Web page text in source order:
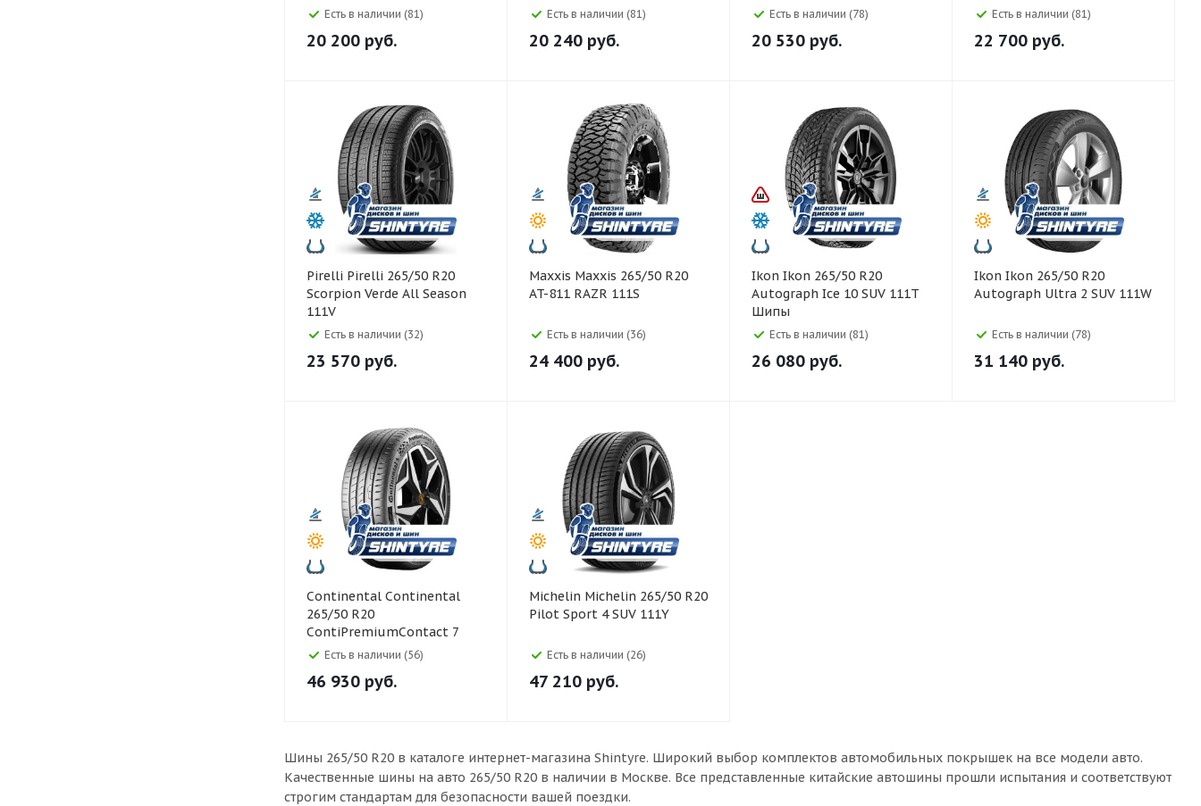
Есть в наличии (81)
20 200 руб.
Есть в наличии (81)
20 240 руб.
Есть в наличии (78)
20 530 руб.
Есть в наличии (81)
22 700 руб.
Pirelli Pirelli 265/50 R20
Scorpion Verde All Season
111V
Есть в наличии (32)
23 570 руб.
Maxxis Maxxis 265/50 R20
AT-811 RAZR 111S
Есть в наличии (36)
24 400 руб.
Ikon Ikon 265/50 R20
Autograph Ice 10 SUV 111T
Шипы
Есть в наличии (81)
26 080 руб.
Ikon Ikon 265/50 R20
Autograph Ultra 2 SUV 111W
Есть в наличии (78)
31 140 руб.
Continental Continental
265/50 R20
ContiPremiumContact 7
111W
Есть в наличии (56)
46 930 руб.
Michelin Michelin 265/50 R20
Pilot Sport 4 SUV 111Y
Есть в наличии (26)
47 210 руб.
Шины 265/50 R20 в каталоге интернет-магазина Shintyre. Широкий выбор комплектов автомобильных покрышек на все модели авто.
Качественные шины на авто 265/50 R20 в наличии в Москве. Все представленные китайские автошины прошли испытания и соответствуют
строгим стандартам для безопасности вашей поездки.